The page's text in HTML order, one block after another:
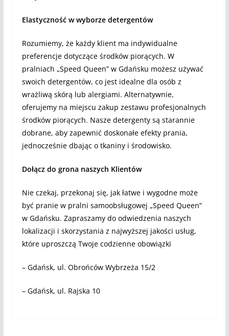
Elastyczność w wyborze detergentów
Rozumiemy, że każdy klient ma indywidualne
preferencje dotyczące środków piorących. W
pralniach „Speed Queen” w Gdańsku możesz używać
swoich detergentów, co jest idealne dla osób z
wrażliwą skórą lub alergiami. Alternatywnie,
oferujemy na miejscu zakup zestawu profesjonalnych
środków piorących. Nasze detergenty są starannie
dobrane, aby zapewnić doskonałe efekty prania,
jednocześnie dbając o tkaniny i środowisko.
Dołącz do grona naszych Klientów
Nie czekaj, przekonaj się, jak łatwe i wygodne może
być pranie w pralni samoobsługowej „Speed Queen”
w Gdańsku. Zapraszamy do odwiedzenia naszych
lokalizacji i skorzystania z najwyższej jakości usług,
które uproszczą Twoje codzienne obowiązki
– Gdańsk, ul. Obrońców Wybrzeża 15/2
– Gdańsk, ul. Rajska 10